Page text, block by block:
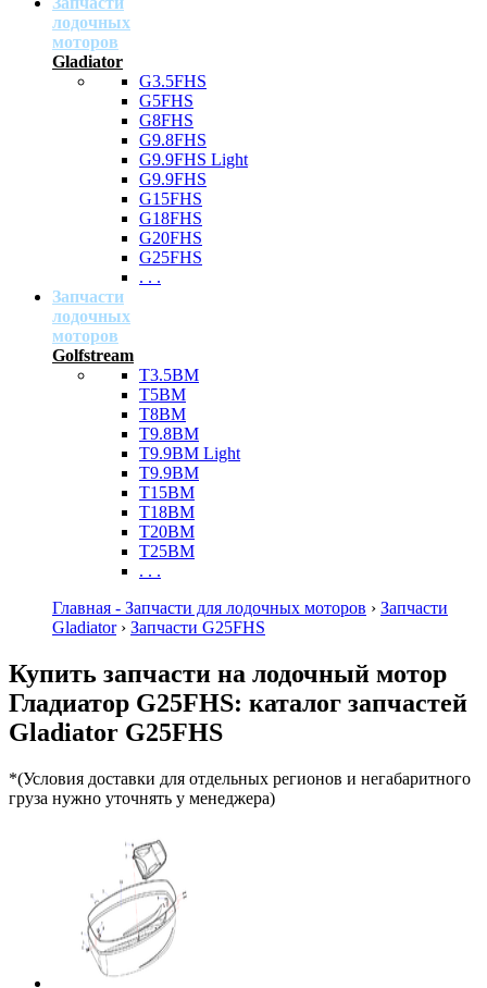
лодочных
моторов
Gladiator
G3.5FHS
G5FHS
G8FHS
G9.8FHS
G9.9FHS Light
G9.9FHS
G15FHS
G18FHS
G20FHS
G25FHS
. . .
Запчасти
лодочных
моторов
Golfstream
T3.5BM
T5BM
T8BM
T9.8BM
T9.9BM Light
T9.9BM
T15BM
T18BM
T20BM
T25BM
. . .
Главная - Запчасти для лодочных моторов › Запчасти
Gladiator › Запчасти G25FHS
Купить запчасти на лодочный мотор
Гладиатор G25FHS: каталог запчастей
Gladiator G25FHS
*(Условия доставки для отдельных регионов и негабаритного
груза нужно уточнять у менеджера)